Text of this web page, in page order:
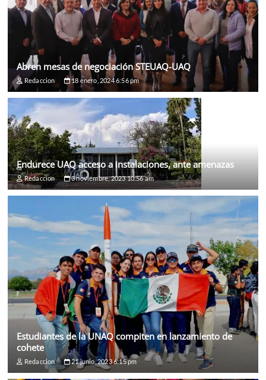
Abren mesas de negociación STEUAQ-UAQ
Redaccion 18 enero, 2024 6:56 pm
Endurece UAQ acceso a instalaciones, ante amenazas
Redaccion 3 noviembre, 2023 10:56 am
Estudiantes de la UNAQ compiten en lanzamiento de
cohete
Redaccion 21 junio, 2023 6:15 pm